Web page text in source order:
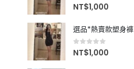
0 out of 5
NT$1,000
選品*熱賣款塑身褲
0 out of 5
NT$1,000